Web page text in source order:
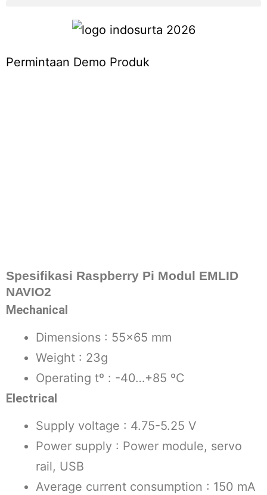
Permintaan Demo Produk
Spesifikasi Raspberry Pi Modul EMLID
NAVIO2
Mechanical
Dimensions : 55×65 mm
Weight : 23g
Operating tº : -40…+85 ºC
Electrical
Supply voltage : 4.75-5.25 V
Power supply : Power module, servo
rail, USB
Average current consumption : 150 mA